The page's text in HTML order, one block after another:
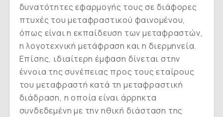
δυνατότητες εφαρμογής τους σε διάφορες
πτυχές του μεταφραστικού φαινομένου,
όπως είναι η εκπαίδευση των μεταφραστών,
η λογοτεχνική μετάφραση και η διερμηνεία.
Επίσης, ιδιαίτερη έμφαση δίνεται στην
έννοια της συνέπειας προς τους εταίρους
του μεταφραστή κατά τη μεταφραστική
διάδραση, η οποία είναι άρρηκτα
συνδεδεμένη με την ηθική διάσταση της